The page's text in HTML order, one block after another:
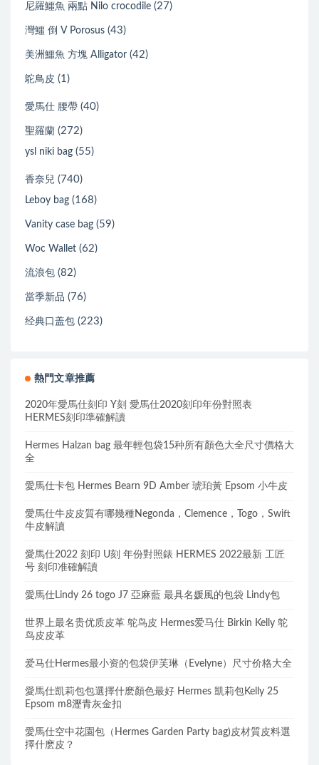
尼羅鱷魚 兩點 Nilo crocodile (27)
灣鱷 倒 V Porosus (43)
美洲鱷魚 方塊 Alligator (42)
鴕鳥皮 (1)
愛馬仕 腰帶 (40)
聖羅蘭 (272)
ysl niki bag (55)
香奈兒 (740)
Leboy bag (168)
Vanity case bag (59)
Woc Wallet (62)
流浪包 (82)
當季新品 (76)
经典口盖包 (223)
熱門文章推薦
2020年愛馬仕刻印 Y刻 愛馬仕2020刻印年份對照表
HERMES刻印準確解讀
Hermes Halzan bag 最年輕包袋15种所有顏色大全尺寸價格大
全
愛馬仕卡包 Hermes Bearn 9D Amber 琥珀黃 Epsom 小牛皮
愛馬仕牛皮皮質有哪幾種Negonda，Clemence，Togo，Swift
牛皮解讀
愛馬仕2022 刻印 U刻 年份對照錶 HERMES 2022最新 工匠
号 刻印准確解讀
愛馬仕Lindy 26 togo J7 亞麻藍 最具名媛風的包袋 Lindy包
世界上最名贵优质皮革 鸵鸟皮 Hermes爱马仕 Birkin Kelly 鸵
鸟皮皮革
爱马仕Hermes最小资的包袋伊芙琳（Evelyne）尺寸价格大全
愛馬仕凱莉包包選擇什麽顏色最好 Hermes 凱莉包Kelly 25
Epsom m8瀝青灰金扣
愛馬仕空中花園包（Hermes Garden Party bag)皮材質皮料選
擇什麽皮？